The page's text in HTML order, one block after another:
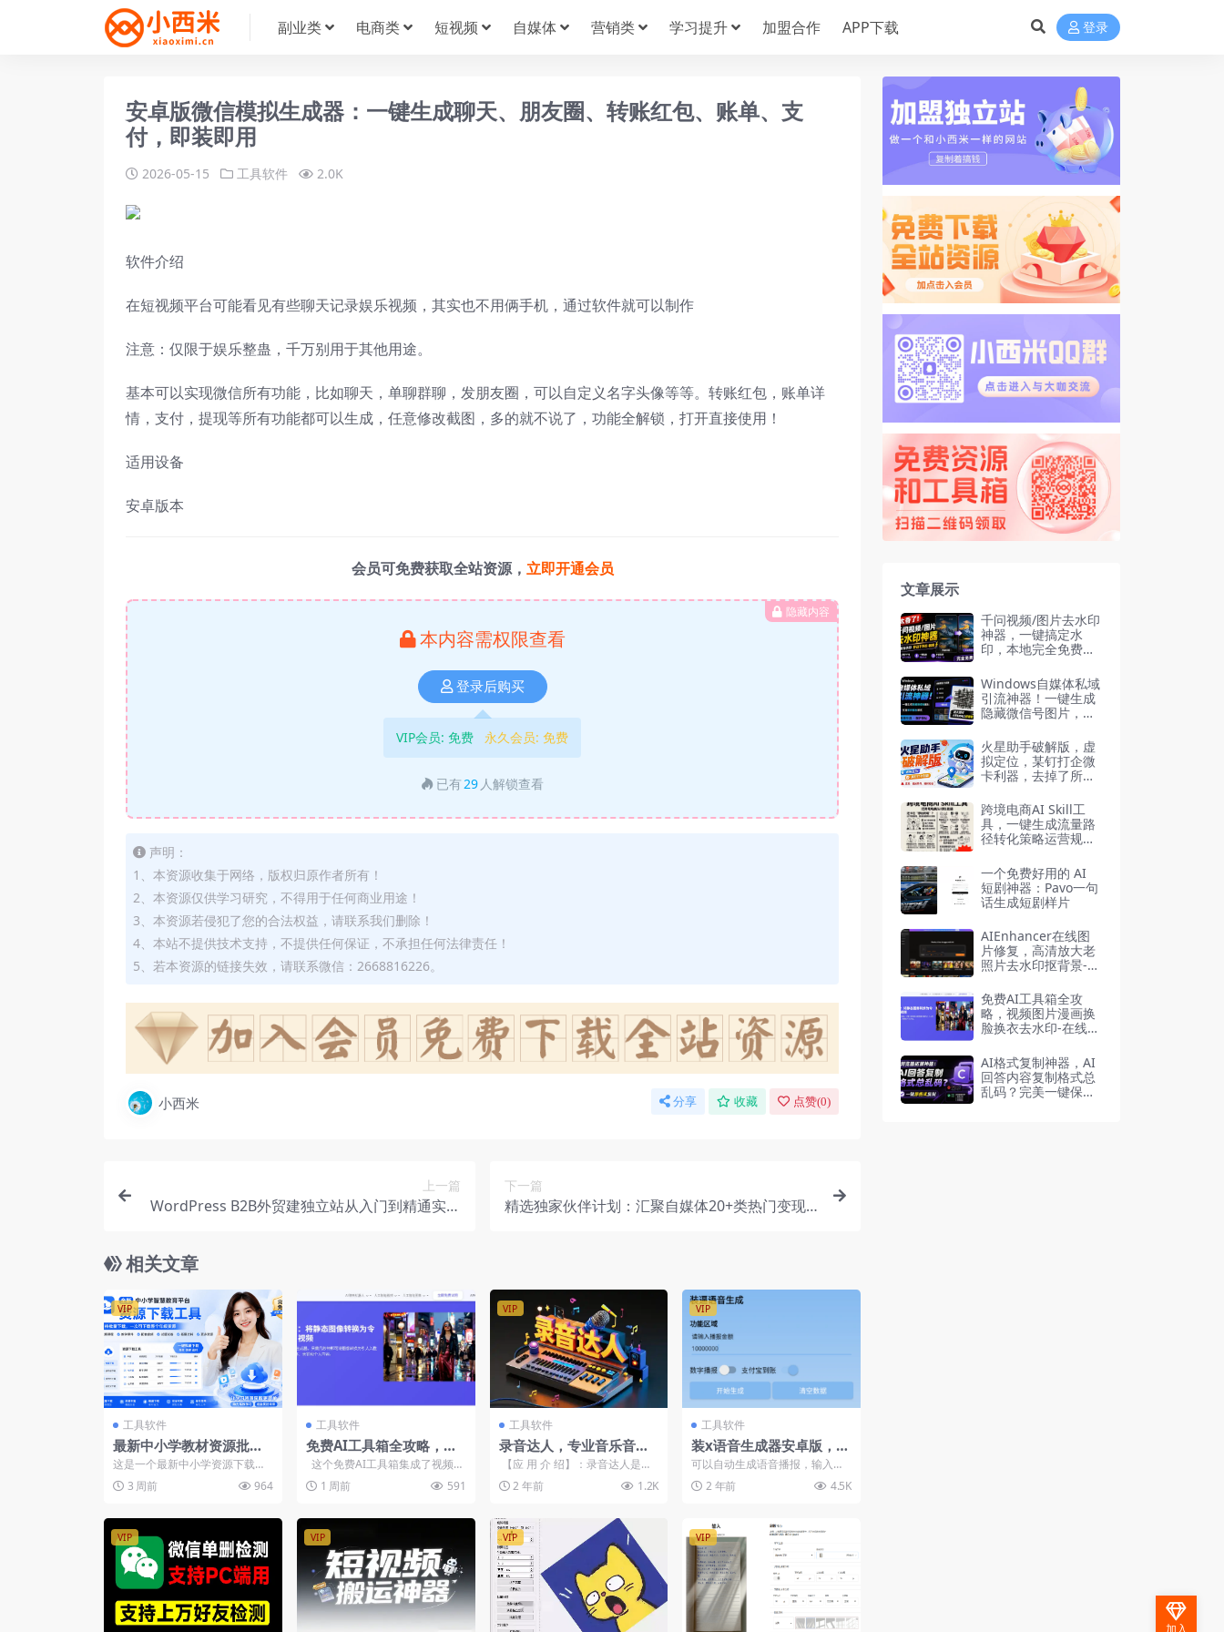
副业类 电商类 短视频 自媒体 营销类 学习提升 加盟合作 APP下载 登录
安卓版微信模拟生成器：一键生成聊天、朋友圈、转账红包、账单、支
付，即装即用
2026-05-15 工具软件 2.0K
软件介绍
在短视频平台可能看见有些聊天记录娱乐视频，其实也不用俩手机，通过软件就可以制作
注意：仅限于娱乐整蛊，千万别用于其他用途。
基本可以实现微信所有功能，比如聊天，单聊群聊，发朋友圈，可以自定义名字头像等等。转账红包，账单详
情，支付，提现等所有功能都可以生成，任意修改截图，多的就不说了，功能全解锁，打开直接使用！
适用设备
安卓版本
会员可免费获取全站资源， 立即开通会员
隐藏内容
本内容需权限查看
登录后购买
VIP会员: 免费 永久会员: 免费
已有29 人解锁查看
声明：
1、本资源收集于网络，版权归原作者所有！
2、本资源仅供学习研究，不得用于任何商业用途！
3、本资源若侵犯了您的合法权益，请联系我们删除！
4、本站不提供技术支持，不提供任何保证，不承担任何法律责任！
5、若本资源的链接失效，请联系微信：2668816226。
小西米 分享 收藏 点赞(0)
上一篇
WordPress B2B外贸建独立站从入门到精通实操
下一篇
精选独家伙伴计划：汇聚自媒体20+类热门变现
相关文章
VIP
工具软件
最新中小学教材资源批量
下载工具，支持整个年级
资源下载，配套课件、视
频、音频高清无水印
这是一个最新中小学资源下载工
具，支持批量下载，选择要的科
目、年级、版本后，可以批...
3 周前 964
工具软件
免费AI工具箱全攻略，视
频图片漫画换脸换衣去水
印-在线工具
这个免费AI工具箱集成了视频、
图片、漫画等二十多种创作功...
1 周前 591
VIP
工具软件
录音达人，专业音乐音频
剪辑，安卓高级版
【应 用 介 绍】：录音达人是一
款专业的录音与音频编辑应用，
无需登录...
2 年前 1.2K
VIP
工具软件
装x语音生成器安卓版，可
以自动生成语音播报
可以自动生成语音播报，输入金
额，生成支付宝到账的提示
音 &...
2 年前 4.5K
VIP VIP VIP VIP
文章展示
千问视频/图片去水印
神器，一键搞定水
印，本地完全免费，
Windows自媒体私域
引流神器！一键生成
隐藏微信号图片，支
全免费 隐图工坊
火星助手破解版，虚
拟定位，某钉打企微
卡利器，去掉了所有
跨境电商AI Skill工
具，一键生成流量路
径转化策略运营规划
一个免费好用的 AI
短剧神器：Pavo一句
话生成短剧样片
AIEnhancer在线图
片修复，高清放大老
照片去水印抠背景-在
免费AI工具箱全攻
略，视频图片漫画换
脸换衣去水印-在线工
AI格式复制神器，AI
回答内容复制格式总
乱码？完美一键保留
加入